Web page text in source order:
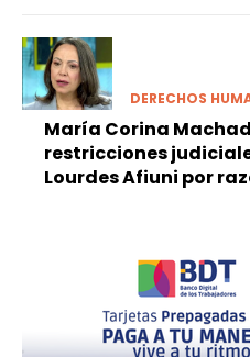
DERECHOS
María Corina
restricciones
Lourdes Afiuni por